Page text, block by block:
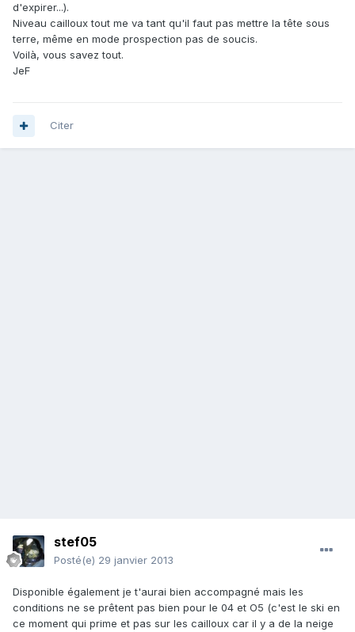
d'expirer...).
Niveau cailloux tout me va tant qu'il faut pas mettre la tête sous
terre, même en mode prospection pas de soucis.
Voilà, vous savez tout.
JeF
Citer
stef05
Posté(e) 29 janvier 2013
Disponible également je t'aurai bien accompagné mais les
conditions ne se prêtent pas bien pour le 04 et O5 (c'est le ski en
ce moment qui prime et pas sur les cailloux car il y a de la neige